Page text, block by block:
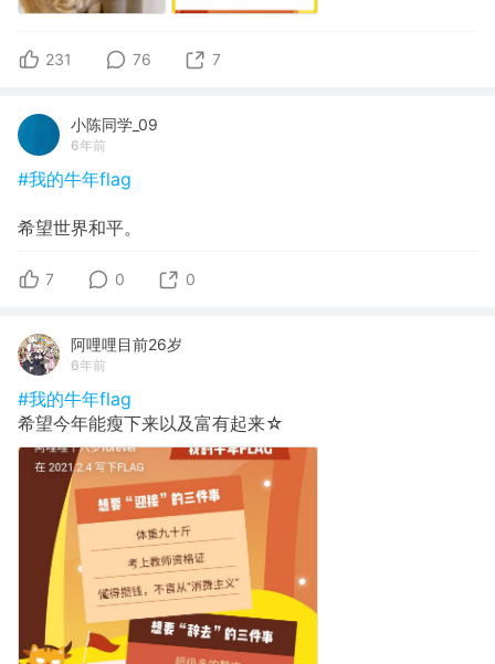
231 76 7
小陈同学_09
6年前
#我的牛年flag
希望世界和平。
7 0 0
阿哩哩目前26岁
6年前
#我的牛年flag
希望今年能瘦下来以及富有起来☆